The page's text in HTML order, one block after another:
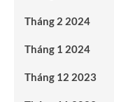
Tháng 2 2024
Tháng 1 2024
Tháng 12 2023